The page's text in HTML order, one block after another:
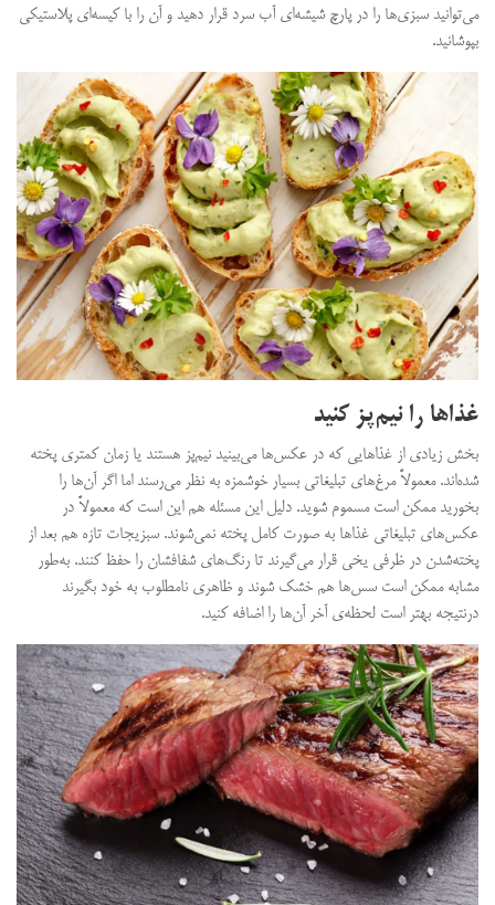
می‌توانید سبزی‌ها را در پارچ شیشه‌ای آب سرد قرار دهید و آن را با کیسه‌ای پلاستیکی
بپوشانید.
غذاها را نیم‌پز کنید
بخش زیادی از غذاهایی که در عکس‌ها می‌بینید نیم‌پز هستند یا زمان کمتری پخته
شده‌اند. معمولاً مرغ‌های تبلیغاتی بسیار خوشمزه به نظر می‌رسند اما اگر آن‌ها را
بخورید ممکن است مسموم شوید. دلیل این مسئله هم این است که معمولاً در
عکس‌های تبلیغاتی غذاها به صورت کامل پخته نمی‌شوند. سبزیجات تازه هم بعد از
پخته‌شدن در ظرفی یخی قرار می‌گیرند تا رنگ‌های شفافشان را حفظ کنند. به‌طور
مشابه ممکن است سس‌ها هم خشک شوند و ظاهری نامطلوب به خود بگیرند
درنتیجه بهتر است لحظه‌ی آخر آن‌ها را اضافه کنید.